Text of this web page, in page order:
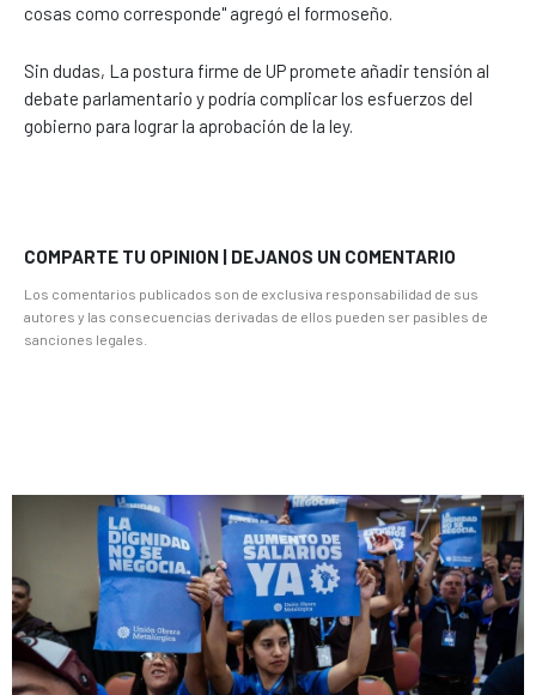
cosas como corresponde" agregó el formoseño.
Sin dudas, La postura firme de UP promete añadir tensión al
debate parlamentario y podría complicar los esfuerzos del
gobierno para lograr la aprobación de la ley.
COMPARTE TU OPINION | DEJANOS UN COMENTARIO
Los comentarios publicados son de exclusiva responsabilidad de sus
autores y las consecuencias derivadas de ellos pueden ser pasibles de
sanciones legales.